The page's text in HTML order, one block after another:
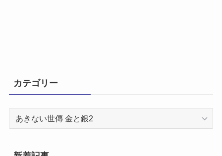
カテゴリー
リ